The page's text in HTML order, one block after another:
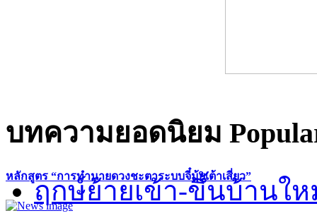
หลักสูตร “การทำนายดวงชะตาระบบจี๋มุ้ยเต้าเสี่ยว”
บทความยอดนิยม
ฤกษ์ย้ายเข้า-ขึ้นบ้านให